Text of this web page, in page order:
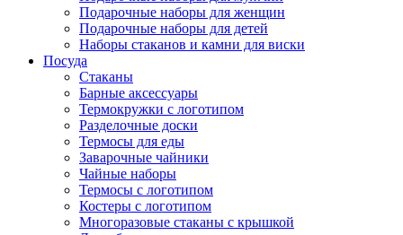
Подарочные наборы для женщин
Подарочные наборы для детей
Наборы стаканов и камни для виски
Посуда
Стаканы
Барные аксессуары
Термокружки с логотипом
Разделочные доски
Термосы для еды
Заварочные чайники
Чайные наборы
Термосы с логотипом
Костеры с логотипом
Многоразовые стаканы с крышкой